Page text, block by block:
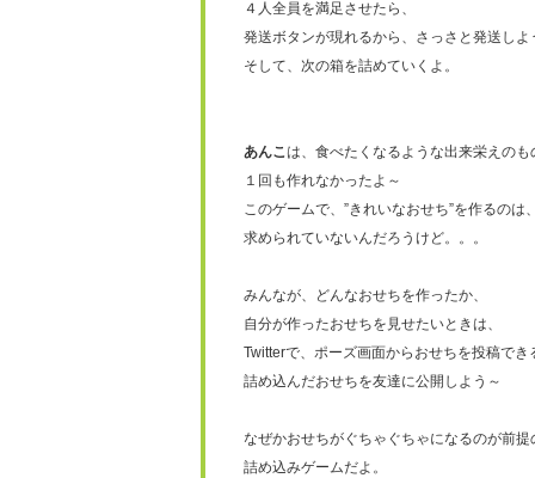
４人全員を満足させたら、
発送ボタンが現れるから、さっさと発送しよ
そして、次の箱を詰めていくよ。
あんこは、食べたくなるような出来栄えのも
１回も作れなかったよ～
このゲームで、”きれいなおせち”を作るのは、
求められていないんだろうけど。。。
みんなが、どんなおせちを作ったか、
自分が作ったおせちを見せたいときは、
Twitterで、ポーズ画面からおせちを投稿でき
詰め込んだおせちを友達に公開しよう～
なぜかおせちがぐちゃぐちゃになるのが前提
詰め込みゲームだよ。